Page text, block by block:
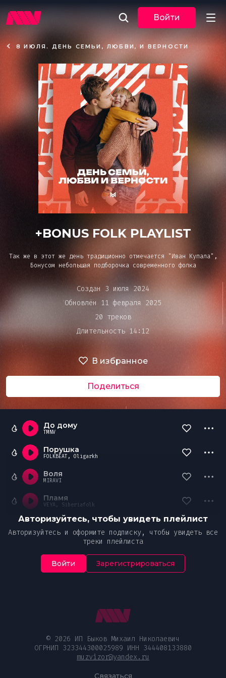
Новости
Музыка
По трекам
По жанрам
Плейлисты
Event
Bar&Club
Mainstage
Эдиторы
Чарты
Войти
8 ИЮЛЯ. ДЕНЬ СЕМЬИ, ЛЮБВИ, И ВЕРНОСТИ
+BONUS FOLK PLAYLIST
Так же в этот же день традиционно отмечается "Иван Купала",
Бонусом небольшая подборочка современного фолка
Создан 3 июля 2024
Обновлён 11 февраля 2025
20 треков
Длительность 14:12
В избранное
Поделиться
До дому
TMNV
Порушка
FOLKBEAT, Oligarkh
Воля
MIRAVI
Пламя
VEYA, Siberiafolk
Авторизуйтесь, чтобы увидеть плейлист
Авторизуйтесь и оформите подписку, чтобы увидеть все
треки плейлиста
Войти Зарегистрироваться
воспроизведения
© 2026 ИП Быков Михаил Николаевич
ОГРНИП 323344300025989 ИНН 344408133880
muzvizor@yandex.ru
Связаться